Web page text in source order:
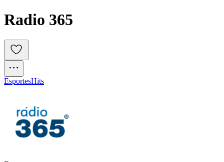
Radio 365
EsportesHits